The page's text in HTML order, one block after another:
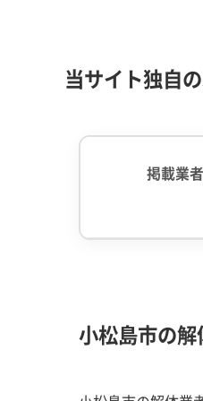
加えて、港の一部
ンクルーシブ」な
解体工事・空
当サイト独自
掲載業
対応工事
小松島市の